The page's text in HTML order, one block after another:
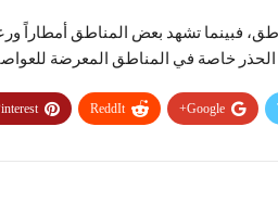
فبينما تشهد بعض المناطق أمطاراً
الحذر خاصة في المناطق المعرضة
Google+
ReddIt